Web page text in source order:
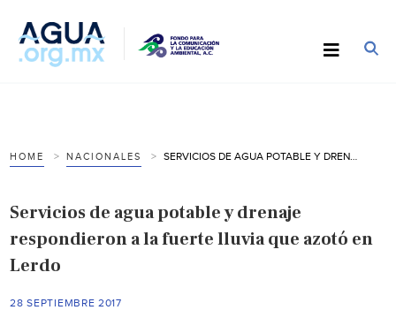
HOME NACIONALES
Servicios de agua potable y drenaje
respondieron a la fuerte lluvia que azotó en
Lerdo
28 SEPTIEMBRE 2017